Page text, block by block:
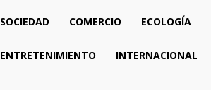
SOCIEDAD COMERCIO ECOLOGÍA
ENTRETENIMIENTO INTERNACIONAL